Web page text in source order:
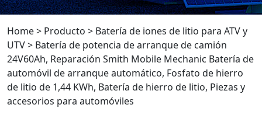
Home> Producto > Batería de iones de litio para ATV y
UTV> Batería de potencia de arranque de camión
24V60Ah, Reparación Smith Mobile Mechanic Batería de
automóvil de arranque automático, Fosfato de hierro
de litio de 1,44 KWh, Batería de hierro de litio, Piezas y
accesorios para automóviles